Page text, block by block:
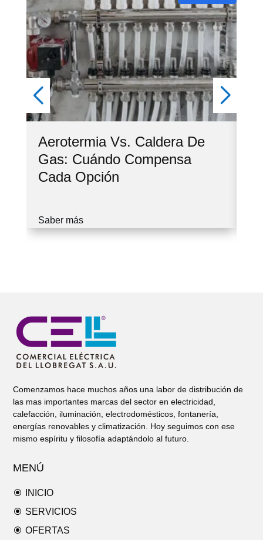
Aerotermia Vs. Caldera De
Gas: Cuándo Compensa
Cada Opción
Saber más
Comenzamos hace muchos años una labor de distribución de
las mas importantes marcas del sector en electricidad,
calefacción, iluminación, electrodomésticos, fontanería,
energías renovables y climatización. Hoy seguimos con ese
mismo espíritu y filosofía adaptándolo al futuro.
MENÚ
\ INICIO
\ SERVICIOS
\ OFERTAS